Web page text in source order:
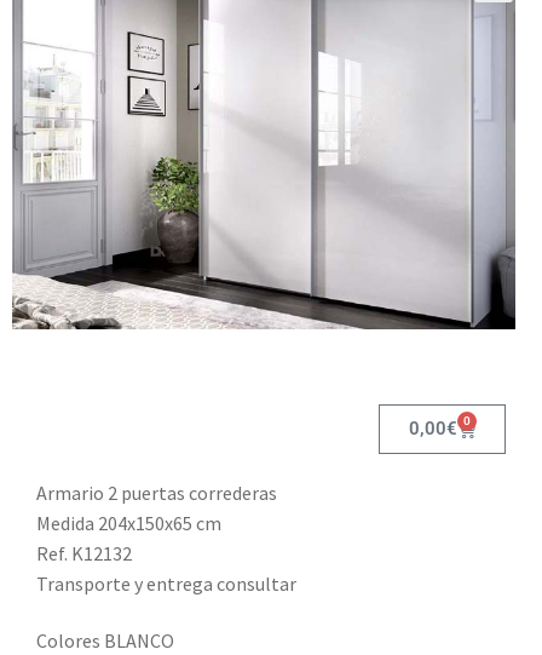
0,00€ 0
Armario 2 puertas correderas
Medida 204x150x65 cm
Ref. K12132
Transporte y entrega consultar
Colores BLANCO